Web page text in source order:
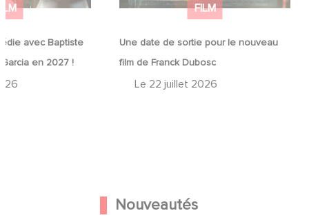
avec Baptiste
en 2027 !
FILM
Une date de sortie pour le nouveau
film de Franck Dubosc
Le 22 juillet 2026
Nouveautés